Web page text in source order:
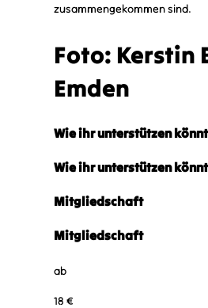
zusammengekommen sind.
Foto: Kerstin
Emden
Wie ihr unterstützen
Wie ihr unterstützen
Mitgliedschaft
Mitgliedschaft
ab
18 €